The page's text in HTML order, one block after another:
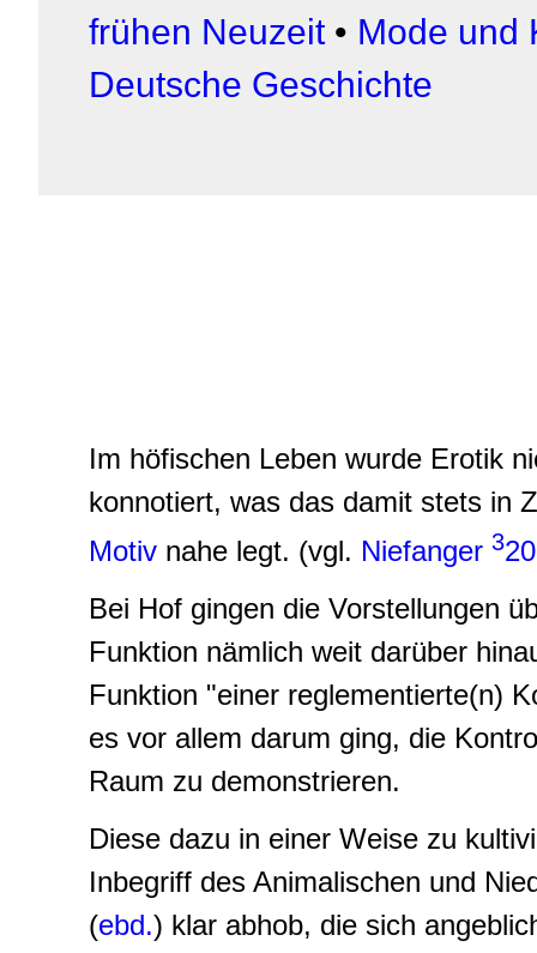
frühen Neuzeit • Mode und
Deutsche Geschichte
Im höfischen Leben wurde Erotik
konnotiert, was das damit stets in
Motiv nahe legt. (vgl. Niefanger 3
Bei Hof gingen die Vorstellungen
Funktion nämlich weit darüber
Funktion "einer reglementierte(n)
es vor allem darum ging, die
Raum zu demonstrieren.
Diese dazu in einer Weise zu
Inbegriff des Animalischen und
(ebd.) klar abhob, die sich